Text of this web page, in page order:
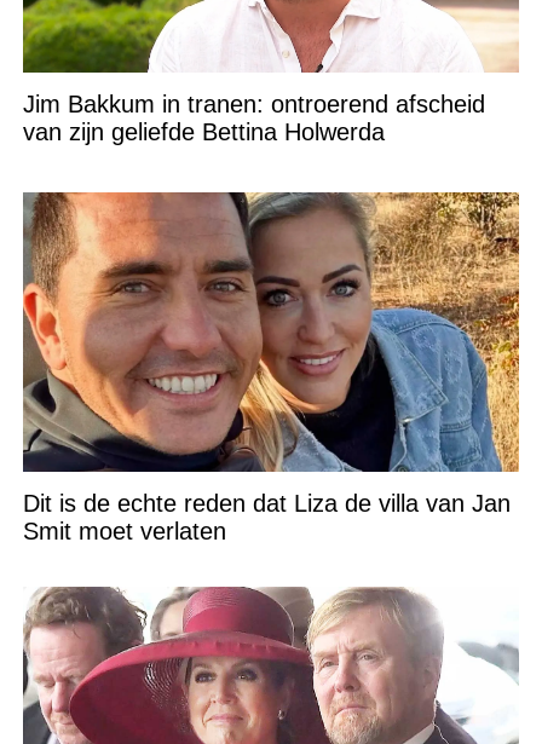
Jim Bakkum in tranen: ontroerend afscheid
van zijn geliefde Bettina Holwerda
Dit is de echte reden dat Liza de villa van Jan
Smit moet verlaten